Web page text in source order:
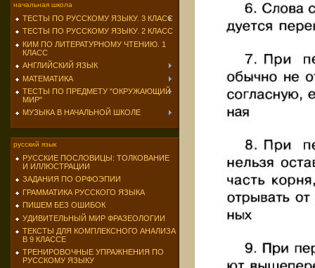
начальная школа
ТЕСТЫ ПО РУССКОМУ ЯЗЫКУ. 3 КЛАСС
ТЕСТЫ ПО РУССКОМУ ЯЗЫКУ. 2 КЛАСС
КИМ ПО ЛИТЕРАТУРНОМУ ЧТЕНИЮ. 1
КЛАСС
АНГЛИЙСКИЙ ЯЗЫК
МАТЕМАТИКА
ТЕСТЫ ПО ПРЕДМЕТУ "ОКРУЖАЮЩИЙ
МИР"
МУЗЫКА В НАЧАЛЬНОЙ ШКОЛЕ
русский язык
РУССКИЕ ПОСЛОВИЦЫ: ТОЛКОВАНИЕ
И ИЛЛЮСТРАЦИИ
ЗАДАНИЯ ПО ОРФОЭПИИ
ГРАММАТИКА РУССКОГО ЯЗЫКА
ПИШЕМ БЕЗ ОШИБОК
УДИВИТЕЛЬНЫЙ МИР ФРАЗЕОЛОГИИ
ТЕКСТЫ ДЛЯ КОМПЛЕКСНОГО АНАЛИЗА
В 9 КЛАССЕ
ТРЕНИРОВОЧНЫЕ УПРАЖНЕНИЯ ПО
РУССКОМУ ЯЗЫКУ